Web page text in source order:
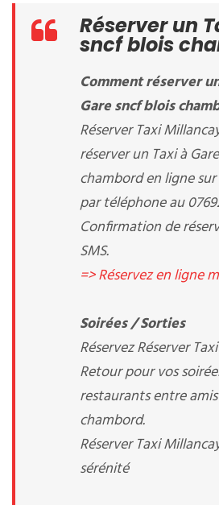
Réserver un
sncf blois
Comment réserver
Gare sncf blois
Réserver Taxi
réserver un Taxi à
chambord en ligne
par téléphone au
Confirmation de
SMS.
=> Réservez en ligne
Soirées / Sorties
Réservez Réserver
Retour pour vos
restaurants entre
chambord.
Réserver Taxi
sérénité